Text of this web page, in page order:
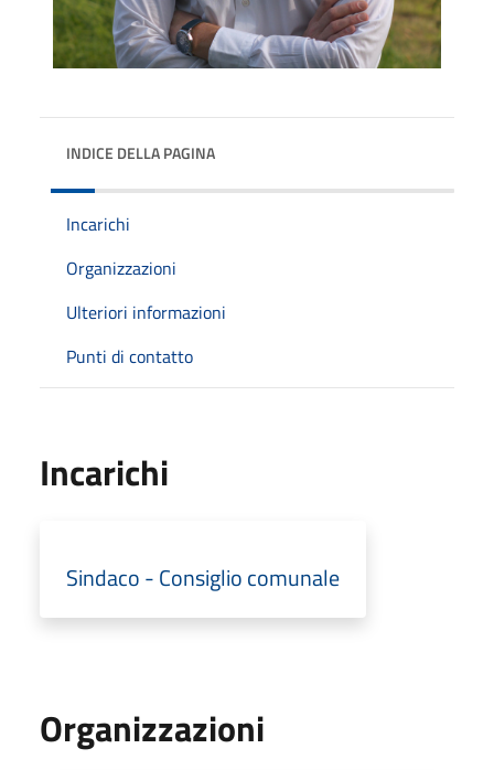
INDICE DELLA PAGINA
Incarichi
Organizzazioni
Ulteriori informazioni
Punti di contatto
Incarichi
Sindaco - Consiglio comunale
Organizzazioni